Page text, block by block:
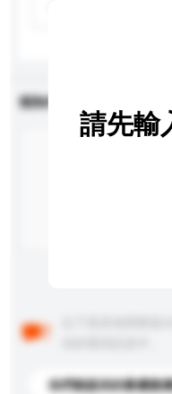
查詢內容
你們能提供的最優惠
請先輸